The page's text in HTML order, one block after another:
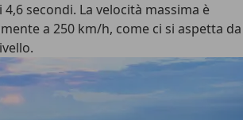
secondi. La velocità massima è
a 250 km/h, come ci si aspetta da